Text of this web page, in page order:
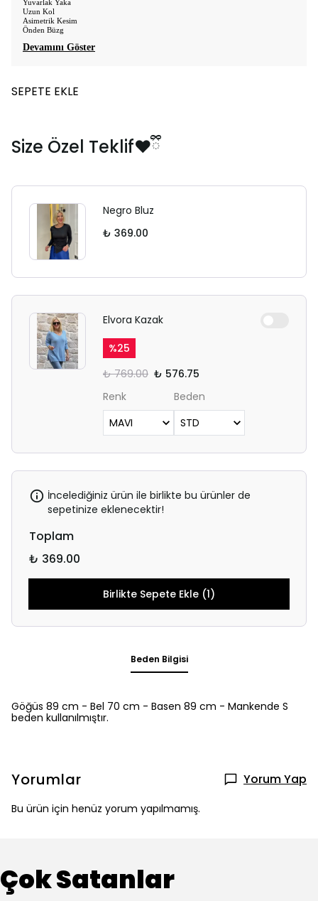
Yuvarlak Yaka
Uzun Kol
Asimetrik Kesim
Önden Büzg
Devamını Göster
SEPETE EKLE
Size Özel Teklif❤️ྀི
Negro Bluz
₺ 369.00
Elvora Kazak
%25
₺ 769.00 ₺ 576.75
Renk
Beden
İncelediğiniz ürün ile birlikte bu ürünler de
sepetinize eklenecektir!
Toplam
₺ 369.00
Birlikte Sepete Ekle (1)
Beden Bilgisi
Göğüs 89 cm - Bel 70 cm - Basen 89 cm - Mankende S
beden kullanılmıştır.
Yorumlar Yorum Yap
Bu ürün için henüz yorum yapılmamış.
Çok Satanlar